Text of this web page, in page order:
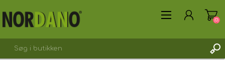
(0)